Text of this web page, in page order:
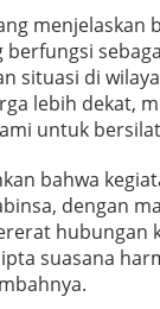
menjelaskan
berfungsi
situasi di
lebih dekat,
untuk
bahwa
dengan
hubungan
suasana